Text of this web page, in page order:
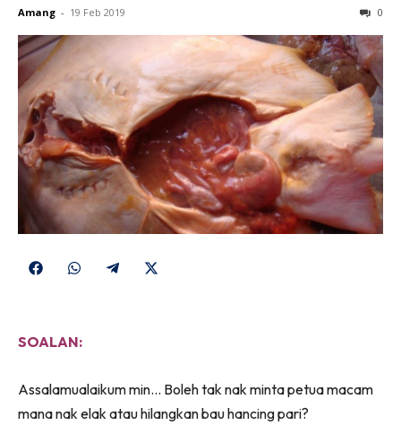
Amang - 19 Feb 2019 0
Share
Share
Share
SOALAN:
Assalamualaikum min… Boleh tak nak minta petua macam
mana nak elak atau hilangkan bau hancing pari?